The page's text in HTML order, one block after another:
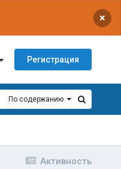
×
Регистрация
По содержанию
Активность